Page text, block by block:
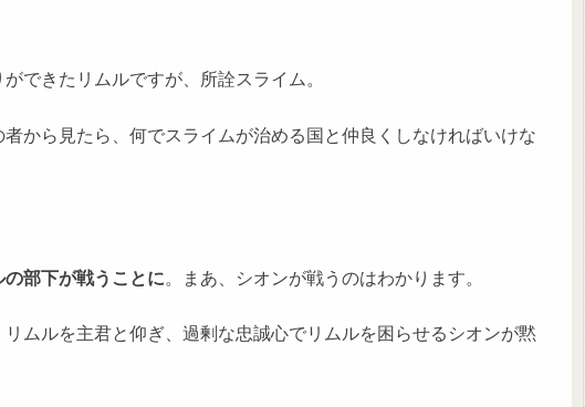
できたリムルですが、所詮スライム。
から見たら、何でスライムが治める国と仲良くしなければいけな
部下が戦うことに。まあ、シオンが戦うのはわかります。
ムルを主君と仰ぎ、過剰な忠誠心でリムルを困らせるシオンが黙